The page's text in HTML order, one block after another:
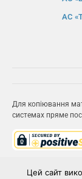
АС
Для копіювання
системах пряме
Цей сайт